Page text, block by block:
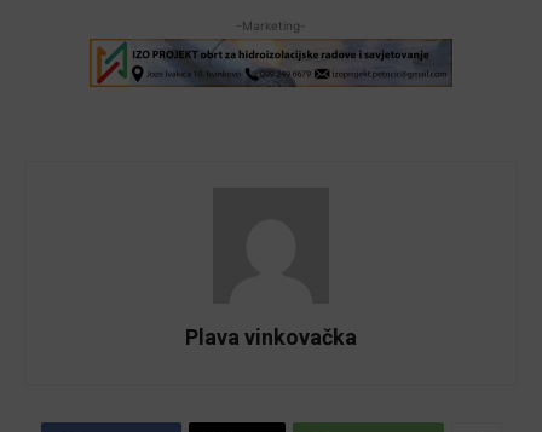
-Marketing-
Plava vinkovačka